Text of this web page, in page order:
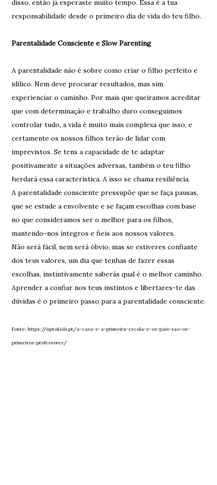
disso, então já esperaste muito tempo. Essa é a tua
responsabilidade desde o primeiro dia de vida do teu filho.
Parentalidade Consciente e Slow Parenting
A parentalidade não é sobre como criar o filho perfeito e
idílico. Nem deve procurar resultados, mas sim
experienciar o caminho. Por mais que queiramos acreditar
que com determinação e trabalho duro conseguimos
controlar tudo, a vida é muito mais complexa que isso, e
certamente os nossos filhos terão de lidar com
imprevistos. Se tens a capacidade de te adaptar
positivamente a situações adversas, também o teu filho
herdará essa característica. A isso se chama resiliência.
A parentalidade consciente pressupõe que se faça pausas,
que se estude a envolvente e se façam escolhas com base
no que consideramos ser o melhor para os filhos,
mantendo-nos íntegros e fieis aos nossos valores.
Não será fácil, nem será óbvio, mas se estiveres confiante
dos teus valores, um dia que tenhas de fazer essas
escolhas, instintivamente saberás qual é o melhor caminho.
Aprender a confiar nos teus instintos e libertares-te das
dúvidas é o primeiro passo para a parentalidade consciente.
Fonte: https://uptokids.pt/a-casa-e-a-primeira-escola-e-os-pais-sao-os-
primeiros-professores/